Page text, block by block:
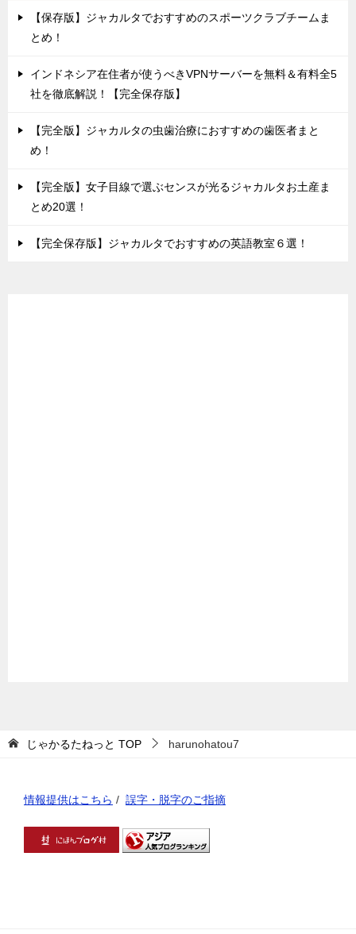
【保存版】ジャカルタでおすすめのスポーツクラブチームま
とめ！
インドネシア在住者が使うべきVPNサーバーを無料＆有料全5
社を徹底解説！【完全保存版】
【完全版】ジャカルタの虫歯治療におすすめの歯医者まと
め！
【完全版】女子目線で選ぶセンスが光るジャカルタお土産ま
とめ20選！
【完全保存版】ジャカルタでおすすめの英語教室６選！
じゃかるたねっと TOP harunohatou7
情報提供はこちら / 誤字・脱字のご指摘